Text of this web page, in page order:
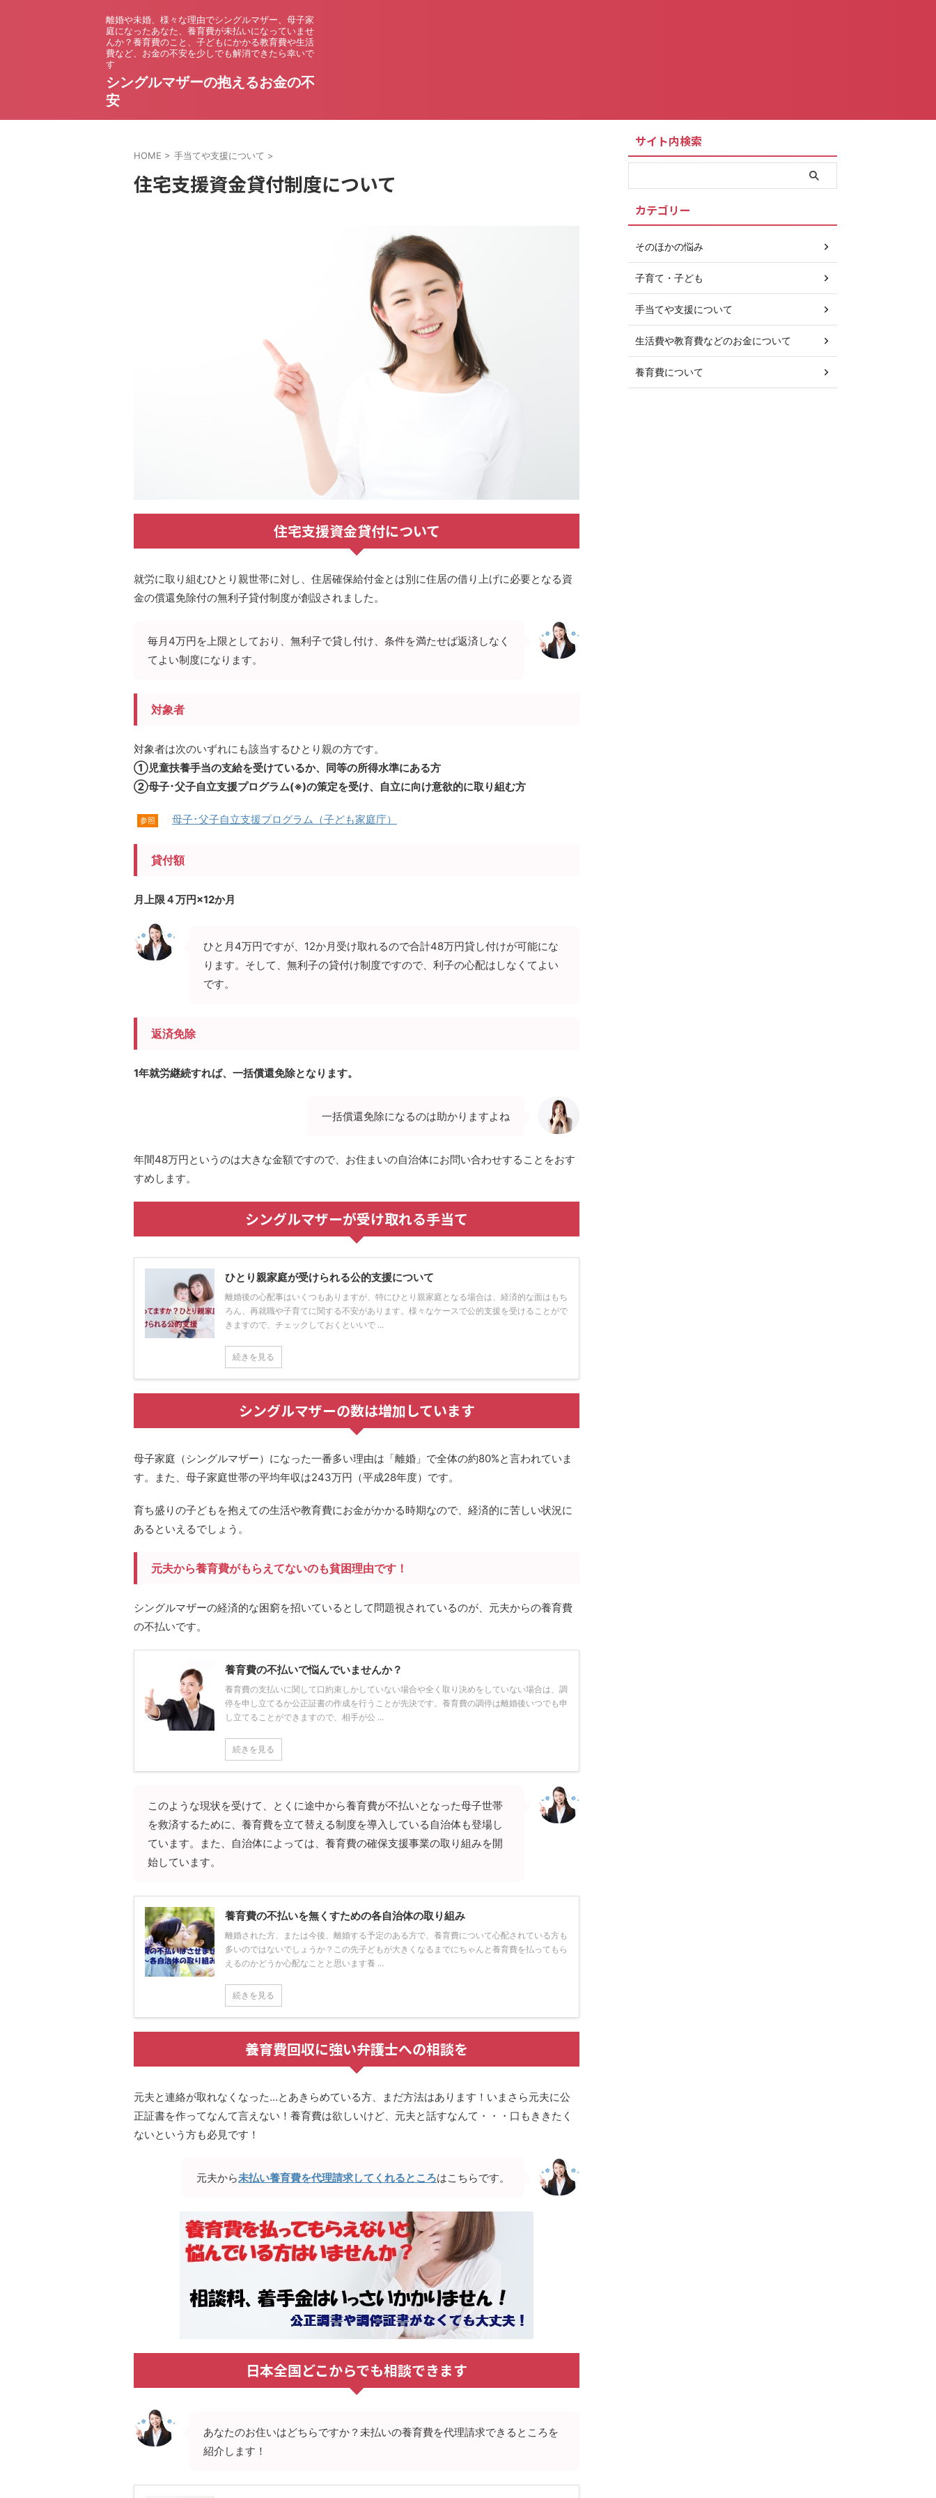
離婚や未婚、様々な理由でシングルマザー、母子家
庭になったあなた、養育費が未払いになっていませ
んか？養育費のこと、子どもにかかる教育費や生活
費など、お金の不安を少しでも解消できたら幸いで
す
シングルマザーの抱えるお金の不
安
HOME > 手当てや支援について >
住宅支援資金貸付制度について
住宅支援資金貸付について
就労に取り組むひとり親世帯に対し、住居確保給付金とは別に住居の借り上げに必要となる資
金の償還免除付の無利子貸付制度が創設されました。
毎月4万円を上限としており、無利子で貸し付け、条件を満たせば返済しなく
てよい制度になります。
対象者
対象者は次のいずれにも該当するひとり親の方です。
①児童扶養手当の支給を受けているか、同等の所得水準にある方
②母子･父子自立支援プログラム(※)の策定を受け、自立に向け意欲的に取り組む方
参照 母子･父子自立支援プログラム（子ども家庭庁）
貸付額
月上限４万円×12か月
ひと月4万円ですが、12か月受け取れるので合計48万円貸し付けが可能にな
ります。そして、無利子の貸付け制度ですので、利子の心配はしなくてよい
です。
返済免除
1年就労継続すれば、一括償還免除となります。
一括償還免除になるのは助かりますよね
年間48万円というのは大きな金額ですので、お住まいの自治体にお問い合わせすることをおす
すめします。
シングルマザーが受け取れる手当て
ひとり親家庭が受けられる公的支援について
離婚後の心配事はいくつもありますが、特にひとり親家庭となる場合は、経済的な面はもち
ろん、再就職や子育てに関する不安があります。様々なケースで公的支援を受けることがで
きますので、チェックしておくといいで ...
続きを見る
シングルマザーの数は増加しています
母子家庭（シングルマザー）になった一番多い理由は「離婚」で全体の約80%と言われていま
す。また、母子家庭世帯の平均年収は243万円（平成28年度）です。
育ち盛りの子どもを抱えての生活や教育費にお金がかかる時期なので、経済的に苦しい状況に
あるといえるでしょう。
元夫から養育費がもらえてないのも貧困理由です！
シングルマザーの経済的な困窮を招いているとして問題視されているのが、元夫からの養育費
の不払いです。
養育費の不払いで悩んでいませんか？
養育費の支払いに関して口約束しかしていない場合や全く取り決めをしていない場合は、調
停を申し立てるか公正証書の作成を行うことが先決です。養育費の調停は離婚後いつでも申
し立てることができますので、相手が公 ...
続きを見る
このような現状を受けて、とくに途中から養育費が不払いとなった母子世帯
を救済するために、養育費を立て替える制度を導入している自治体も登場し
ています。また、自治体によっては、養育費の確保支援事業の取り組みを開
始しています。
養育費の不払いを無くすための各自治体の取り組み
離婚された方、または今後、離婚する予定のある方で、養育費について心配されている方も
多いのではないでしょうか？この先子どもが大きくなるまでにちゃんと養育費を払ってもら
えるのかどうか心配なことと思います養 ...
続きを見る
養育費回収に強い弁護士への相談を
元夫と連絡が取れなくなった…とあきらめている方、まだ方法はあります！いまさら元夫に公
正証書を作ってなんて言えない！養育費は欲しいけど、元夫と話すなんて・・・口もききたく
ないという方も必見です！
元夫から未払い養育費を代理請求してくれるところはこちらです。
日本全国どこからでも相談できます
あなたのお住いはどちらですか？未払いの養育費を代理請求できるところを
紹介します！
サイト内検索
カテゴリー
そのほかの悩み
子育て・子ども
手当てや支援について
生活費や教育費などのお金について
養育費について